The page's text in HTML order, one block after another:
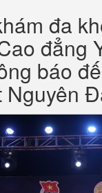
đa
đẳng
báo
Nguyên